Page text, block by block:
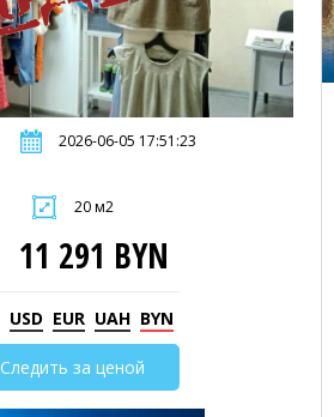
2026-06-05 17:51:23
20 м2
11 291 BYN
USD EUR UAH BYN
Следить за ценой